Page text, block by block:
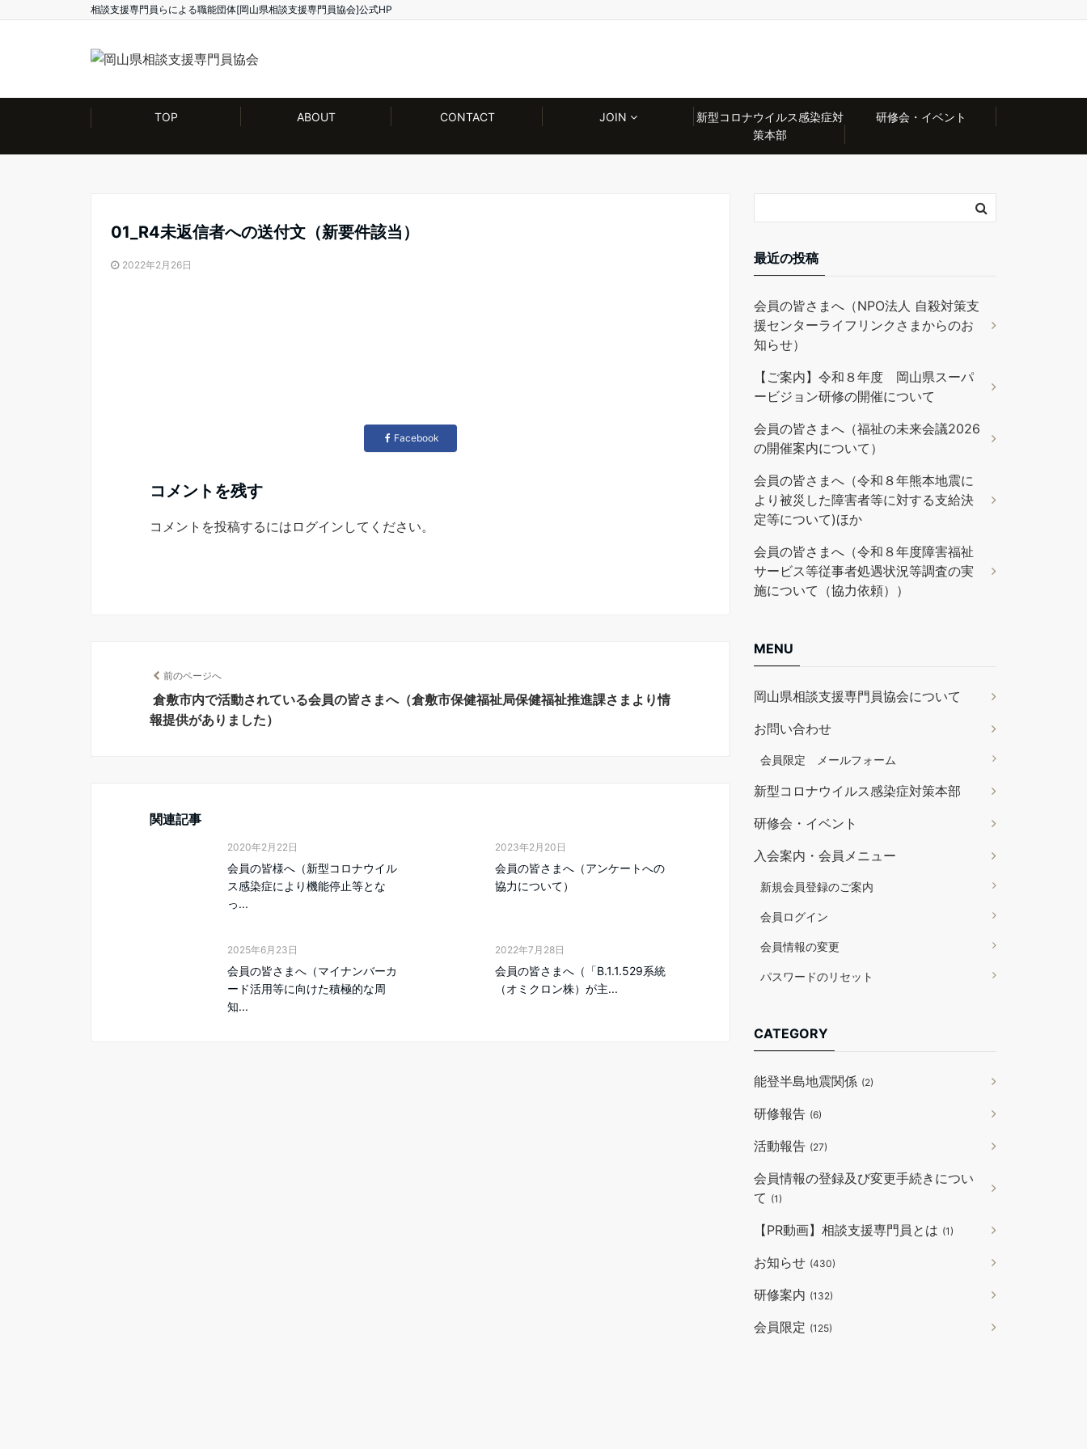
相談支援専門員らによる職能団体[岡山県相談支援専門員協会]公式HP
TOP ABOUT CONTACT JOIN
新型コロナウイルス感染症対
策本部
研修会・イベント
01_R4未返信者への送付文（新要件該当）
2022年2月26日
Facebook
コメントを残す
コメントを投稿するには ログイン してください。
前のページへ
倉敷市内で活動されている会員の皆さまへ（倉敷市保健福祉局保健福祉推進課さまより情
報提供がありました）
関連記事
2020年2月22日
会員の皆様へ（新型コロナウイル
ス感染症により機能停止等とな
っ...
2023年2月20日
会員の皆さまへ（アンケートへの
協力について）
2025年6月23日
会員の皆さまへ（マイナンバーカ
ード活用等に向けた積極的な周
知...
2022年7月28日
会員の皆さまへ（「B.1.1.529系統
（オミクロン株）が主...
最近の投稿
会員の皆さまへ（NPO法人 自殺対策支
援センターライフリンクさまからのお
知らせ）
【ご案内】令和８年度 岡山県スーパ
ービジョン研修の開催について
会員の皆さまへ（福祉の未来会議2026
の開催案内について）
会員の皆さまへ（令和８年熊本地震に
より被災した障害者等に対する支給決
定等について)ほか
会員の皆さまへ（令和８年度障害福祉
サービス等従事者処遇状況等調査の実
施について（協力依頼））
MENU
岡山県相談支援専門員協会について
お問い合わせ
会員限定 メールフォーム
新型コロナウイルス感染症対策本部
研修会・イベント
入会案内・会員メニュー
新規会員登録のご案内
会員ログイン
会員情報の変更
パスワードのリセット
CATEGORY
能登半島地震関係 (2)
研修報告 (6)
活動報告 (27)
会員情報の登録及び変更手続きについ
て (1)
【PR動画】相談支援専門員とは (1)
お知らせ (430)
研修案内 (132)
会員限定 (125)